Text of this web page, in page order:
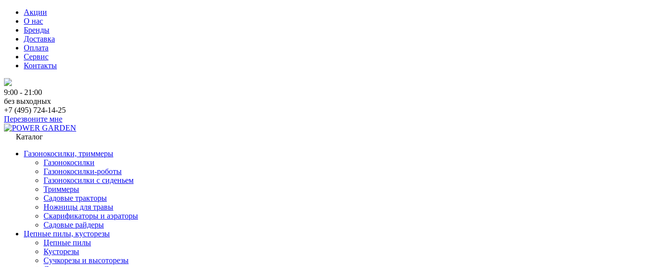
Акции
О нас
Бренды
Доставка
Оплата
Сервис
Контакты
9:00 - 21:00
без выходных
+7 (495) 724-14-25
Перезвоните мне
Каталог
Газонокосилки, триммеры
Газонокосилки
Газонокосилки-роботы
Газонокосилки с сиденьем
Триммеры
Садовые тракторы
Ножницы для травы
Скарификаторы и аэраторы
Садовые райдеры
Цепные пилы, кусторезы
Цепные пилы
Кусторезы
Сучкорезы и высоторезы